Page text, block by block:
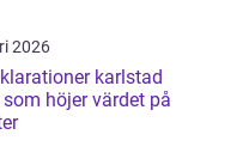
2026
karlstad
höjer värdet på